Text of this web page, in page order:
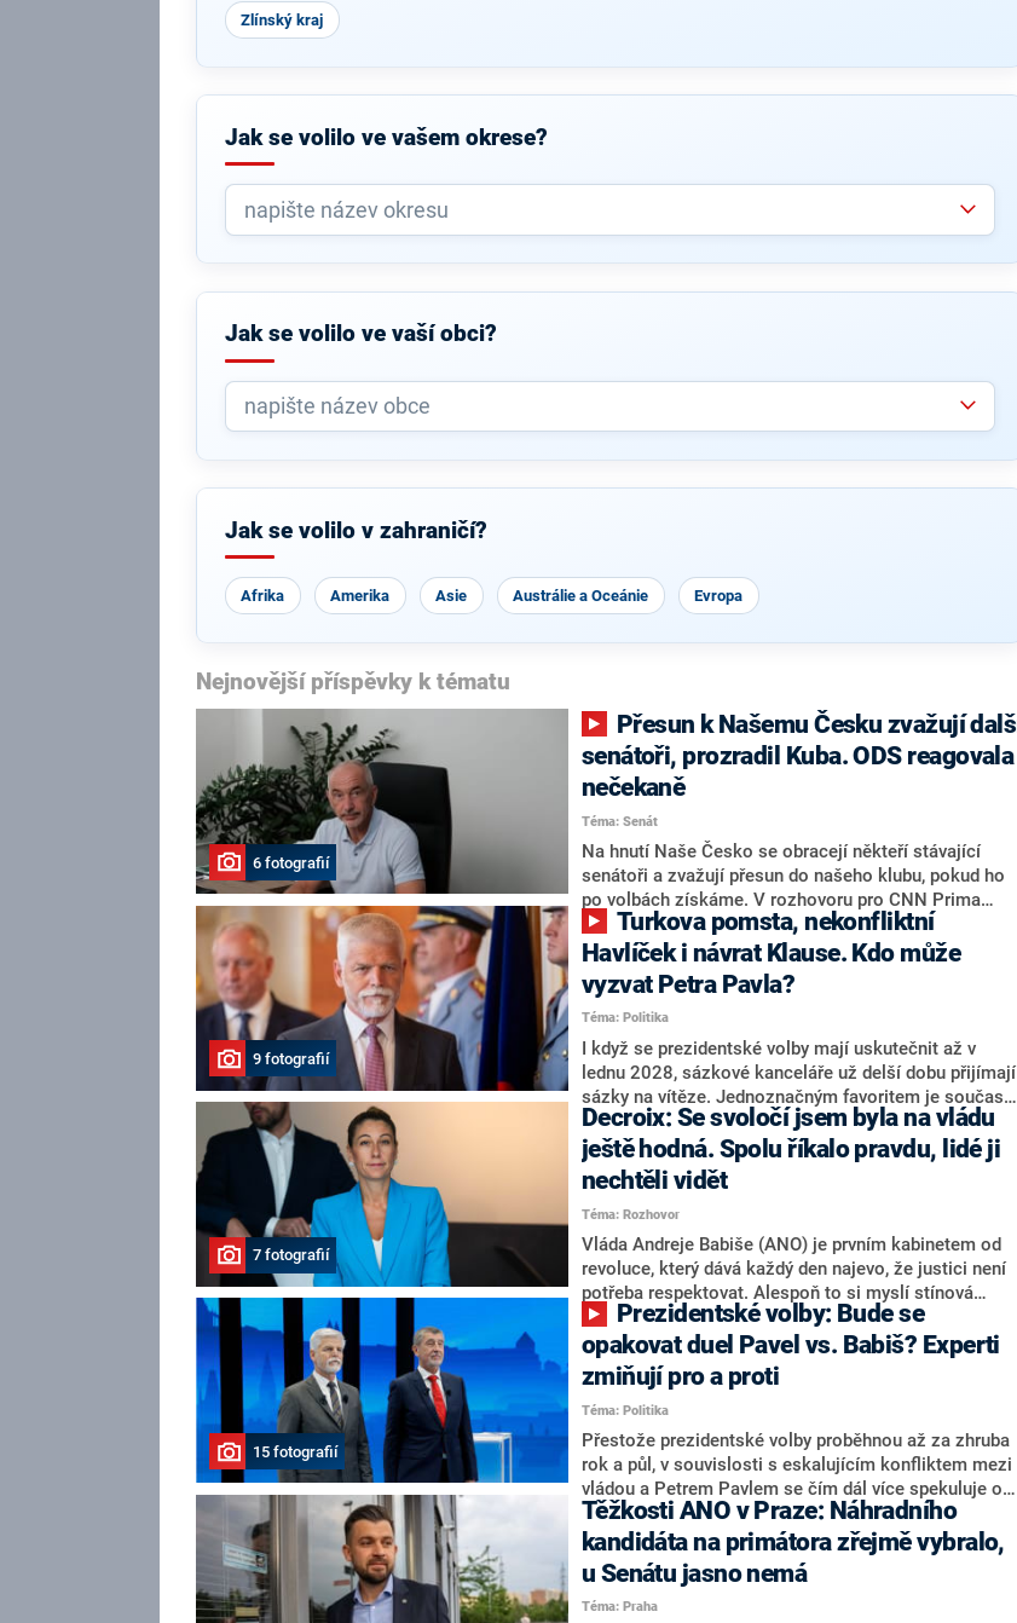
Zlínský kraj
Jak se volilo ve vašem okrese?
Jak se volilo ve vaší obci?
Jak se volilo v zahraničí?
Afrika Amerika Asie Austrálie a Oceánie Evropa
Nejnovější příspěvky k tématu
6 fotografií
senátoři, prozradil Kuba. ODS reagovala
nečekaně
Téma: Senát
Na hnutí Naše Česko se obracejí někteří stávající
senátoři a zvažují přesun do našeho klubu, pokud ho
po volbách získáme. V rozhovoru pro CNN Prima
NEWS to řekl zakladatel hnutí a jihočeský hejtman
Martin Kuba. Konkrétní nebyl, ale získat by takto mohl
například senátora Zdeňka Hrabu, který je dnes
součástí klubu ODS a TOP 09. Hraba to na dotaz
redakce nevyloučil. Předseda klubu senátorů ODS
Zdeněk Nytra redakci řekl, že počítá s odchodem
některých senátorů z klubu a že Naše Česko není
nepřítel, ale soupeř.
9 fotografií
Havlíček i návrat Klause. Kdo může
vyzvat Petra Pavla?
Téma: Politika
I když se prezidentské volby mají uskutečnit až v
lednu 2028, sázkové kanceláře už delší dobu přijímají
sázky na vítěze. Jednoznačným favoritem je současná
hlava státu Petr Pavel. Daleko za ním pak bookmakeři
zmiňují dva výrazné politiky ANO, tedy premiéra
Andreje Babiše a ministra průmyslu Karla Havlíčka.
Oblíbeným tipem samotných sázkařů je poslanec za
Motoristy Filip Turek. Politolog Jan Kubáček nicméně
o případné kandidatuře kohokoliv ze zmíněné trojice
značně pochybuje. Podle něj současná koalice dosud
nemá osobu, která by Pavlovi mohla konkurovat.
7 fotografií
Decroix: Se svoločí jsem byla na vládu
ještě hodná. Spolu říkalo pravdu, lidé ji
nechtěli vidět
Téma: Rozhovor
Vláda Andreje Babiše (ANO) je prvním kabinetem od
revoluce, který dává každý den najevo, že justici není
potřeba respektovat. Alespoň to si myslí stínová
ministryně spravedlnosti ODS Eva Decroix. V
rozhovoru pro CNN Prima NEWS si nebrala servítky
ohledně politického výkonu svého nástupce Jeronýma
Tejce (za ANO) či vládní zmocněnkyně pro lidská
práva Taťány Malé (ANO). Označením „svoloč“ na
adresu vlády prý byla ještě hodná. Decroix se také
vrátila k volební porážce koalice Spolu či promluvila o
hnutí Naše Česko Martina Kuby.
15 fotografií
opakovat duel Pavel vs. Babiš? Experti
zmiňují pro a proti
Téma: Politika
Přestože prezidentské volby proběhnou až za zhruba
rok a půl, v souvislosti s eskalujícím konfliktem mezi
vládou a Petrem Pavlem se čím dál více spekuluje o
tom, koho by do bitvy o Hrad mohla vyslat současná
koalice. Někteří političtí komentátoři znovu vytahují
jméno premiéra Andreje Babiše (ANO). Jak moc je
pravděpodobné, že se v prezidentských volbách 2028
bude znovu opakovat souboj z roku 2023?
Těžkosti ANO v Praze: Náhradního
kandidáta na primátora zřejmě vybralo,
u Senátu jasno nemá
Téma: Praha